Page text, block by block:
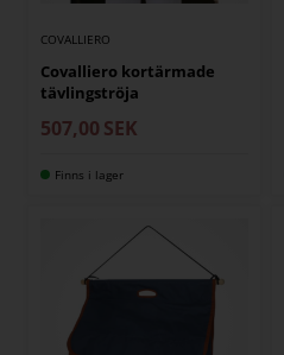
COVALLIERO
Covalliero kortärmade
tävlingströja
507,00 SEK
Finns i lager